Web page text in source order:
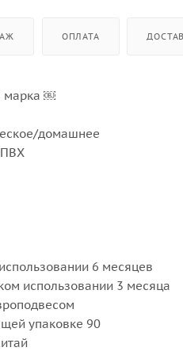
ОПЛАТА
марка ￼
домашнее
ПВХ
6 месяцев
использовании 3 месяца
упаковке 90